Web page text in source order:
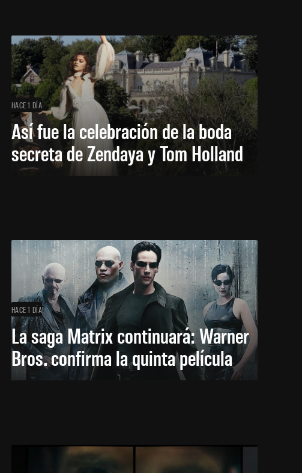
HACE 1 DÍA
Así fue la celebración de la boda
secreta de Zendaya y Tom Holland
HACE 1 DÍA
La saga Matrix continuará: Warner
Bros. confirma la quinta película